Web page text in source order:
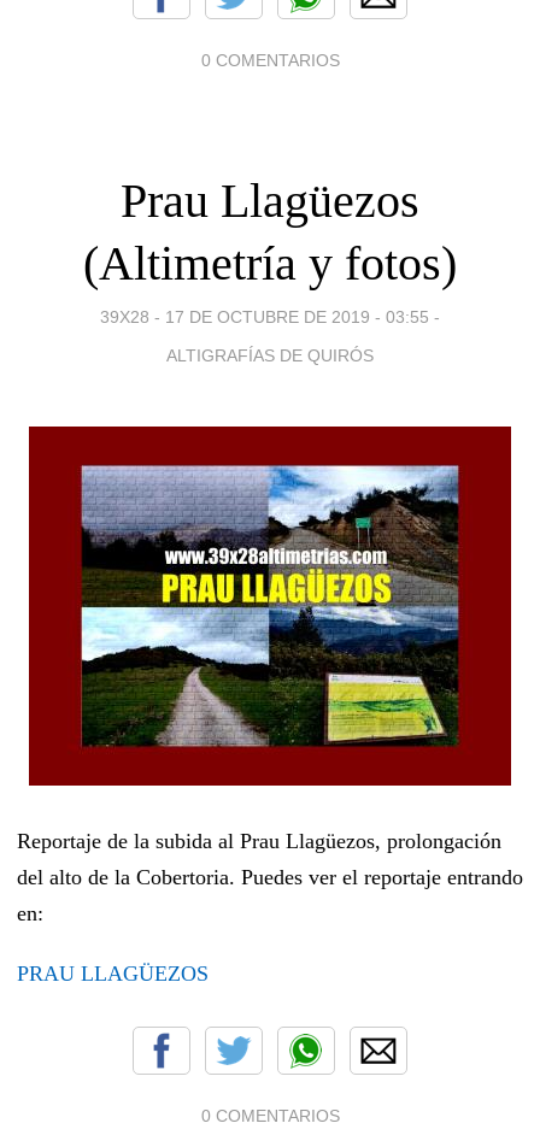
0 COMENTARIOS
Prau Llagüezos
(Altimetría y fotos)
39X28 - 17 DE OCTUBRE DE 2019 - 03:55 -
ALTIGRAFÍAS DE QUIRÓS
Reportaje de la subida al Prau Llagüezos, prolongación
del alto de la Cobertoria. Puedes ver el reportaje entrando
en:
PRAU LLAGÜEZOS
0 COMENTARIOS